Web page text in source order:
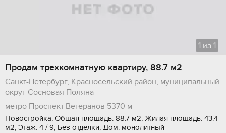
1 из 1
Продам трехкомнатную квартиру, 88.7 м2
Санкт-Петербург, Красносельский район, муниципальный
округ Сосновая Поляна
метро Проспект Ветеранов 5370 м
Новостройка, Общая площадь: 88.7 м2, Жилая площадь: 43.4
м2, Этаж: 4 / 9, Без отделки, Дом: монолитный